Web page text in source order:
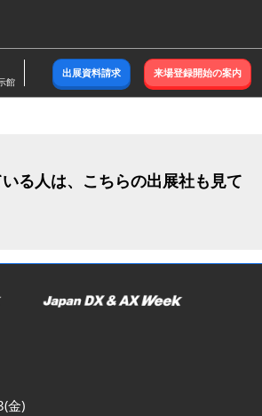
館
出展資料請求 来場登録開始の案内
る人は、こちらの出展社も見て
金)